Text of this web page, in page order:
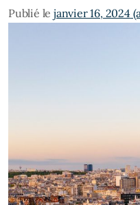
Publié le janvier 16, 2024